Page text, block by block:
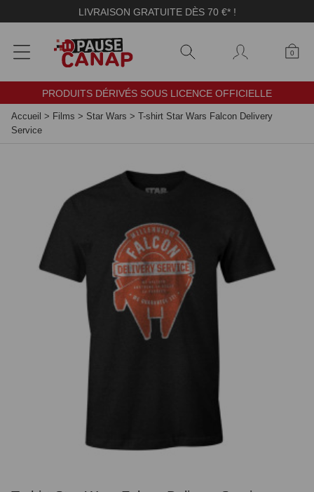
LIVRAISON GRATUITE DÈS 70 €* !
0
PRODUITS DÉRIVÉS SOUS LICENCE OFFICIELLE
Accueil > Films > Star Wars > T-shirt Star Wars Falcon Delivery
Service
Panneau de gestion des cookies